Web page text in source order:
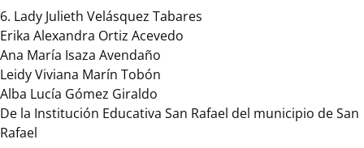
6. Lady Julieth Velásquez Tabares
Erika Alexandra Ortiz Acevedo
Ana María Isaza Avendaño
Leidy Viviana Marín Tobón
Alba Lucía Gómez Giraldo
De la Institución Educativa San Rafael del municipio de San
Rafael
docentes
para
la
vida.
La
Secretaría
de